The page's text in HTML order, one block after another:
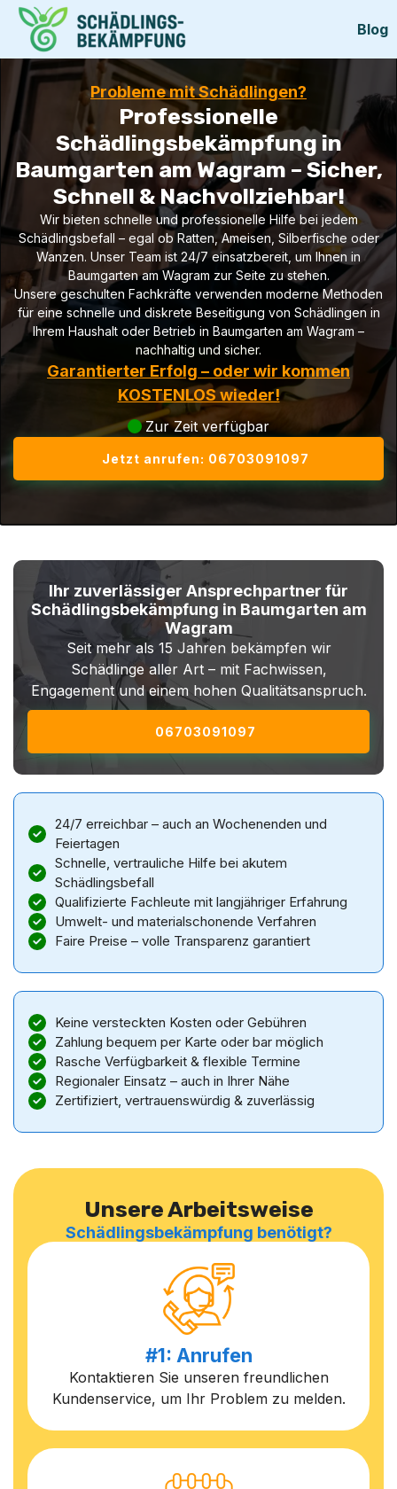
Blog
Probleme mit Schädlingen?
Professionelle
Schädlingsbekämpfung in
Baumgarten am Wagram – Sicher,
Schnell & Nachvollziehbar!
Wir bieten schnelle und professionelle Hilfe bei jedem
Schädlingsbefall – egal ob Ratten, Ameisen, Silberfische oder
Wanzen. Unser Team ist 24/7 einsatzbereit, um Ihnen in
Baumgarten am Wagram zur Seite zu stehen.
Unsere geschulten Fachkräfte verwenden moderne Methoden
für eine schnelle und diskrete Beseitigung von Schädlingen in
Ihrem Haushalt oder Betrieb in Baumgarten am Wagram –
nachhaltig und sicher.
Garantierter Erfolg – oder wir kommen
KOSTENLOS wieder!
Zur Zeit verfügbar
Jetzt anrufen: 06703091097
Ihr zuverlässiger Ansprechpartner für
Schädlingsbekämpfung in Baumgarten am
Wagram
Seit mehr als 15 Jahren bekämpfen wir
Schädlinge aller Art – mit Fachwissen,
Engagement und einem hohen Qualitätsanspruch.
06703091097
24/7 erreichbar – auch an Wochenenden und
Feiertagen
Schnelle, vertrauliche Hilfe bei akutem
Schädlingsbefall
Qualifizierte Fachleute mit langjähriger Erfahrung
Umwelt- und materialschonende Verfahren
Faire Preise – volle Transparenz garantiert
Keine versteckten Kosten oder Gebühren
Zahlung bequem per Karte oder bar möglich
Rasche Verfügbarkeit & flexible Termine
Regionaler Einsatz – auch in Ihrer Nähe
Zertifiziert, vertrauenswürdig & zuverlässig
Unsere Arbeitsweise
Schädlingsbekämpfung benötigt?
#1: Anrufen
Kontaktieren Sie unseren freundlichen
Kundenservice, um Ihr Problem zu melden.